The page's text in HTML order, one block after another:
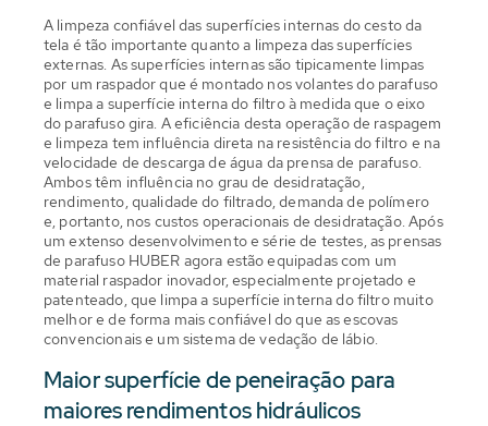
A limpeza confiável das superfícies internas do cesto da
tela é tão importante quanto a limpeza das superfícies
externas. As superfícies internas são tipicamente limpas
por um raspador que é montado nos volantes do parafuso
e limpa a superfície interna do filtro à medida que o eixo
do parafuso gira. A eficiência desta operação de raspagem
e limpeza tem influência direta na resistência do filtro e na
velocidade de descarga de água da prensa de parafuso.
Ambos têm influência no grau de desidratação,
rendimento, qualidade do filtrado, demanda de polímero
e, portanto, nos custos operacionais de desidratação. Após
um extenso desenvolvimento e série de testes, as prensas
de parafuso HUBER agora estão equipadas com um
material raspador inovador, especialmente projetado e
patenteado, que limpa a superfície interna do filtro muito
melhor e de forma mais confiável do que as escovas
convencionais e um sistema de vedação de lábio.
Maior superfície de peneiração para
maiores rendimentos hidráulicos